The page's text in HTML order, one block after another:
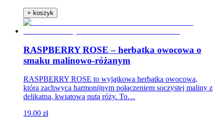
+ koszyk
RASPBERRY ROSE – herbatka owocowa o
smaku malinowo-różanym
RASPBERRY ROSE to wyjątkowa herbatka owocowa,
która zachwyca harmonijnym połączeniem soczystej maliny z
delikatną, kwiatową nutą róży. To…
19.00 zł